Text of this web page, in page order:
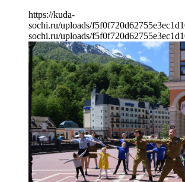
https://kuda-
sochi.ru/uploads/
sochi.ru/uploads/